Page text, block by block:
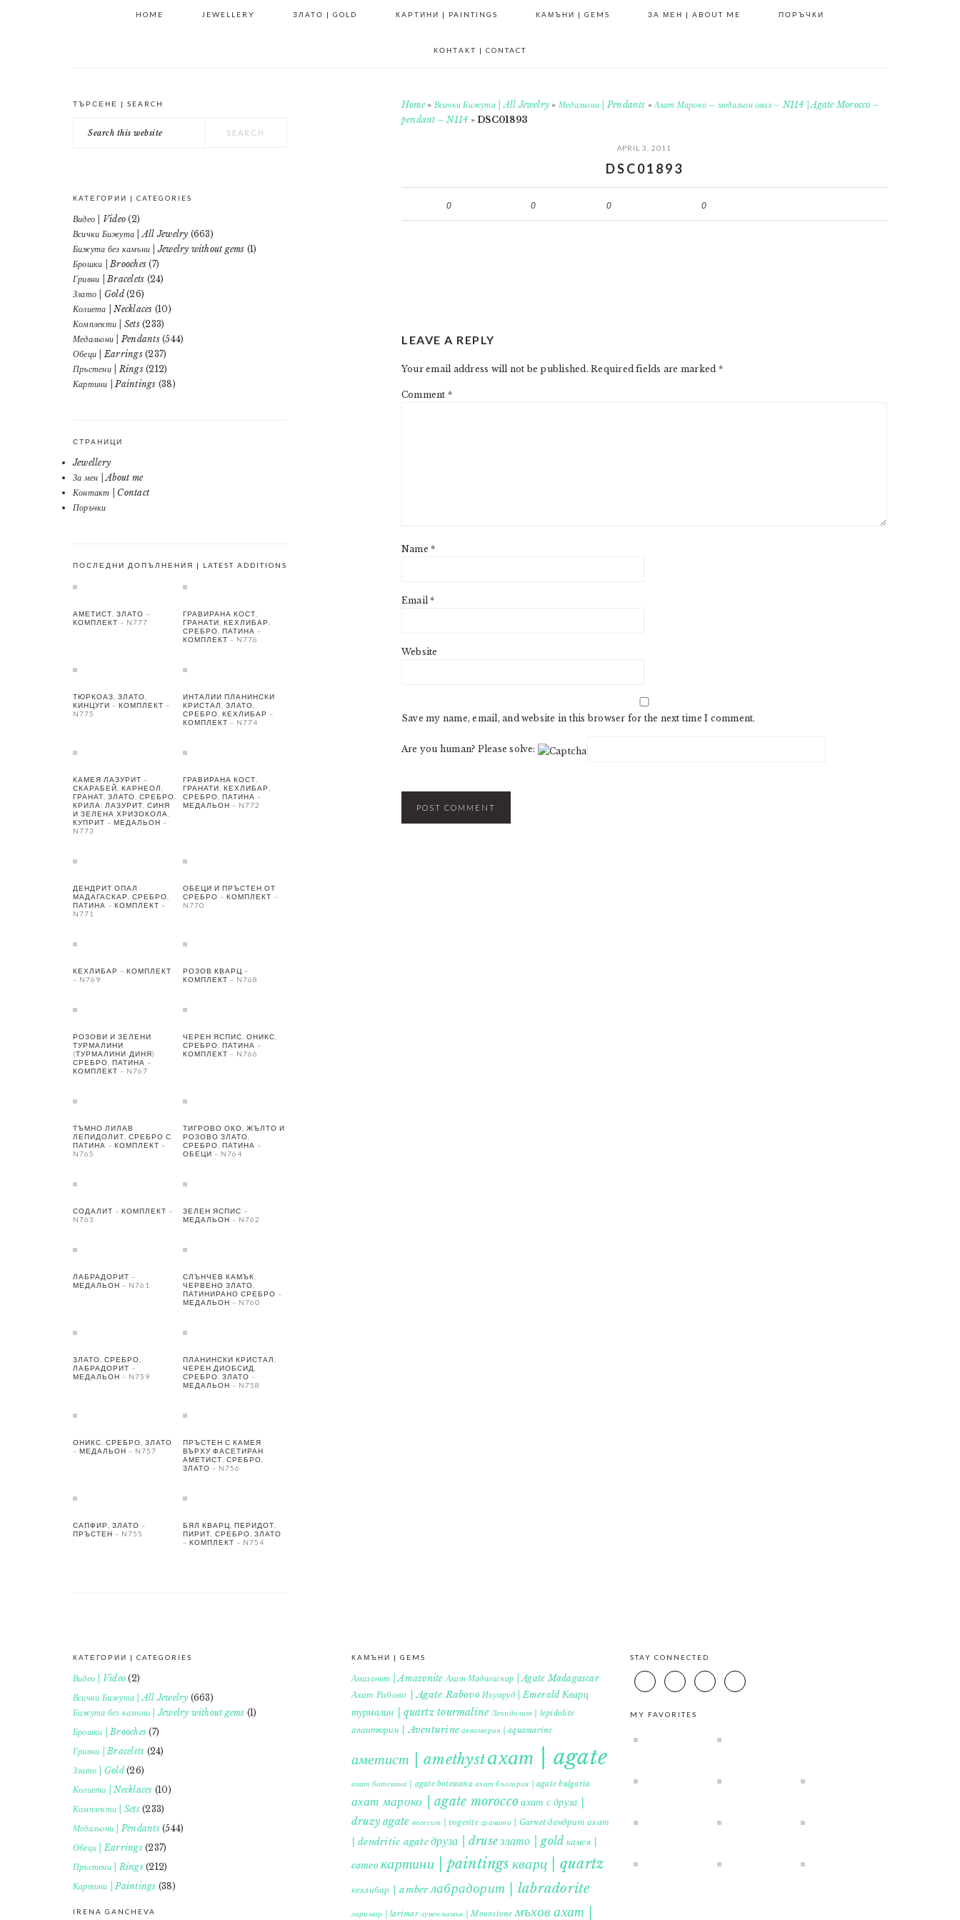
HOME JEWELLERY ЗЛАТО | GOLD КАРТИНИ | PAINTINGS КАМЪНИ | GEMS ЗА МЕН | ABOUT ME ПОРЪЧКИ
КОНТАКТ | CONTACT
Home» Всички Бижута | All Jewelry » Медальони | Pendants »Ахат Мароко – медальон овал – N114 | Agate Morocco –
pendant – N114 »DSC01893
APRIL 3, 2011
DSC01893
0 0 0 0
INTERACTIONS
LEAVE A REPLY
Your email address will not be published. Required fields are marked *
Comment *
Name*
Email*
Website
Save my name, email, and website in this browser for the next time I comment.
Are you human? Please solve:
PRIMARY
SIDEBAR
ТЪРСЕНЕ | SEARCH
this
КАТЕГОРИИ | CATEGORIES
Видео | Video (2)
Всички Бижута | All Jewelry (663)
Бижута без камъни | Jewelry without gems (1)
Брошки | Brooches (7)
Гривни | Bracelets (24)
Злато | Gold(26)
Колиета | Necklaces (10)
Комплекти | Sets(233)
Медальони | Pendants(544)
Обеци | Earrings(237)
Пръстени | Rings(212)
Картини | Paintings (38)
СТРАНИЦИ
Jewellery
За мен | About me
Контакт | Contact
Поръчки
ПОСЛЕДНИ ДОПЪЛНЕНИЯ | LATEST ADDITIONS
АМЕТИСТ, ЗЛАТО –
КОМПЛЕКТ – N777
ГРАВИРАНА КОСТ,
ГРАНАТИ, КЕХЛИБАР,
СРЕБРО, ПАТИНА –
КОМПЛЕКТ – N776
ТЮРКОАЗ, ЗЛАТО,
КИНЦУГИ – КОМПЛЕКТ –
N775
ИНТАЛИИ ПЛАНИНСКИ
КРИСТАЛ, ЗЛАТО,
СРЕБРО, КЕХЛИБАР –
КОМПЛЕКТ – N774
КАМЕЯ ЛАЗУРИТ –
СКАРАБЕЙ, КАРНЕОЛ,
ГРАНАТ, ЗЛАТО, СРЕБРО.
КРИЛА: ЛАЗУРИТ, СИНЯ
И ЗЕЛЕНА ХРИЗОКОЛА,
КУПРИТ – МЕДАЛЬОН –
N773
ГРАВИРАНА КОСТ,
ГРАНАТИ, КЕХЛИБАР,
СРЕБРО, ПАТИНА –
МЕДАЛЬОН – N772
ДЕНДРИТ ОПАЛ
МАДАГАСКАР, СРЕБРО,
ПАТИНА – КОМПЛЕКТ –
N771
ОБЕЦИ И ПРЪСТЕН ОТ
СРЕБРО – КОМПЛЕКТ –
N770
КЕХЛИБАР – КОМПЛЕКТ
– N769
РОЗОВ КВАРЦ –
КОМПЛЕКТ – N768
РОЗОВИ И ЗЕЛЕНИ
ТУРМАЛИНИ
(ТУРМАЛИНИ-ДИНЯ)
СРЕБРО, ПАТИНА –
КОМПЛЕКТ – N767
ЧЕРЕН ЯСПИС, ОНИКС,
СРЕБРО, ПАТИНА –
КОМПЛЕКТ – N766
ТЪМНО ЛИЛАВ
ЛЕПИДОЛИТ, СРЕБРО С
ПАТИНА – КОМПЛЕКТ –
N765
ТИГРОВО ОКО, ЖЪЛТО И
РОЗОВО ЗЛАТО,
СРЕБРО, ПАТИНА –
ОБЕЦИ – N764
СОДАЛИТ – КОМПЛЕКТ –
N763
ЗЕЛЕН ЯСПИС –
МЕДАЛЬОН – N762
ЛАБРАДОРИТ –
МЕДАЛЬОН – N761
СЛЪНЧЕВ КАМЪК,
ЧЕРВЕНО ЗЛАТО,
ПАТИНИРАНО СРЕБРО –
МЕДАЛЬОН – N760
ЗЛАТО, СРЕБРО,
ЛАБРАДОРИТ –
МЕДАЛЬОН – N759
ПЛАНИНСКИ КРИСТАЛ,
ЧЕРЕН ДИОБСИД,
СРЕБРО, ЗЛАТО –
МЕДАЛЬОН – N758
ОНИКС, СРЕБРО, ЗЛАТО
– МЕДАЛЬОН – N757
ПРЪСТЕН С КАМЕЯ
ВЪРХУ ФАСЕТИРАН
АМЕТИСТ, СРЕБРО,
ЗЛАТО – N756
САПФИР, ЗЛАТО –
ПРЪСТЕН – N755
БЯЛ КВАРЦ, ПЕРИДОТ,
ПИРИТ, СРЕБРО, ЗЛАТО
– КОМПЛЕКТ – N754
КАТЕГОРИИ | CATEGORIES
Видео | Video (2)
Всички Бижута | All Jewelry (663)
Бижута без камъни | Jewelry without gems (1)
Брошки | Brooches (7)
Гривни | Bracelets (24)
Злато | Gold(26)
Колиета | Necklaces (10)
Комплекти | Sets(233)
Медальони | Pendants(544)
Обеци | Earrings(237)
Пръстени | Rings(212)
Картини | Paintings (38)
IRENA GANCHEVA
КАМЪНИ | GEMS
Амазонит | Amazonite Ахат Мадагаскар | Agate Madagascar
Ахат Рабово | Agate Rabovo Изумруд | Emerald Кварц
турмалин | quartz tourmaline Лепидолит | lepidolite
авантюрин | Aventurine аквамарин | aquamarine
аметист | amethystахат | agate
ахат ботсвана | agate botswana ахат българия | agate bulgaria
ахат мароко | agate moroccoахат с друза |
druzy agate вогесит | vogesite гранати | Garnet дендрит ахат
| dendritic agateдруза | druseзлато | gold камея |
cameo картини | paintings кварц | quartz
кехлибар | amberлабрадорит | labradorite
ларимар | larimar лунен камък | Moonstone мъхов ахат |
STAY CONNECTED
MY FAVORITES